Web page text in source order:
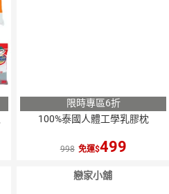
限時專區6折
100%泰國人體工學乳膠枕
998 免運 499
戀家小舖